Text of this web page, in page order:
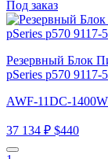
Под заказ
Резервный Блок
pSeries p570
AWF-11DC-
37 134 ₽ $440